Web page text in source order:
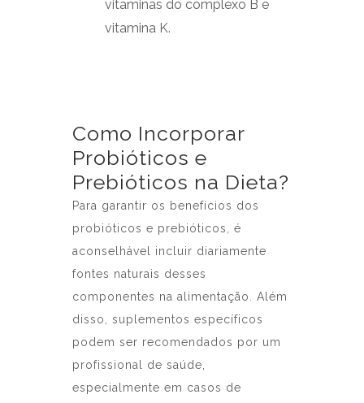
vitaminas do complexo B e
vitamina K.
Como Incorporar
Probióticos e
Prebióticos na Dieta?
Para garantir os benefícios dos
probióticos e prebióticos, é
aconselhável incluir diariamente
fontes naturais desses
componentes na alimentação. Além
disso, suplementos específicos
podem ser recomendados por um
profissional de saúde,
especialmente em casos de